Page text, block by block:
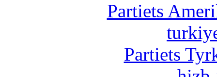
Partiets
Partiets